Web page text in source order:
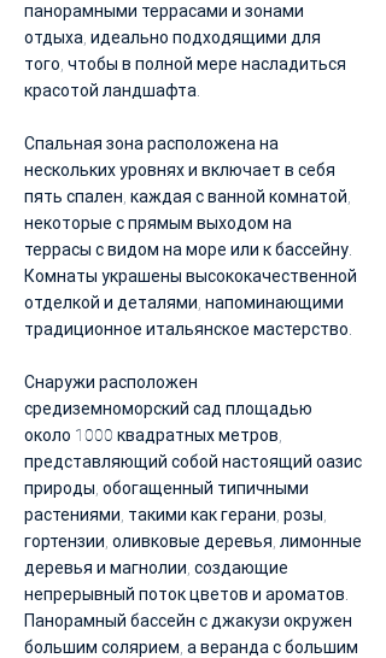
панорамными террасами и зонами
отдыха, идеально подходящими для
того, чтобы в полной мере насладиться
красотой ландшафта.
Спальная зона расположена на
нескольких уровнях и включает в себя
пять спален, каждая с ванной комнатой,
некоторые с прямым выходом на
террасы с видом на море или к бассейну.
Комнаты украшены высококачественной
отделкой и деталями, напоминающими
традиционное итальянское мастерство.
Снаружи расположен
средиземноморский сад площадью
около 1000 квадратных метров,
представляющий собой настоящий оазис
природы, обогащенный типичными
растениями, такими как герани, розы,
гортензии, оливковые деревья, лимонные
деревья и магнолии, создающие
непрерывный поток цветов и ароматов.
Панорамный бассейн с джакузи окружен
большим солярием, а веранда с большим